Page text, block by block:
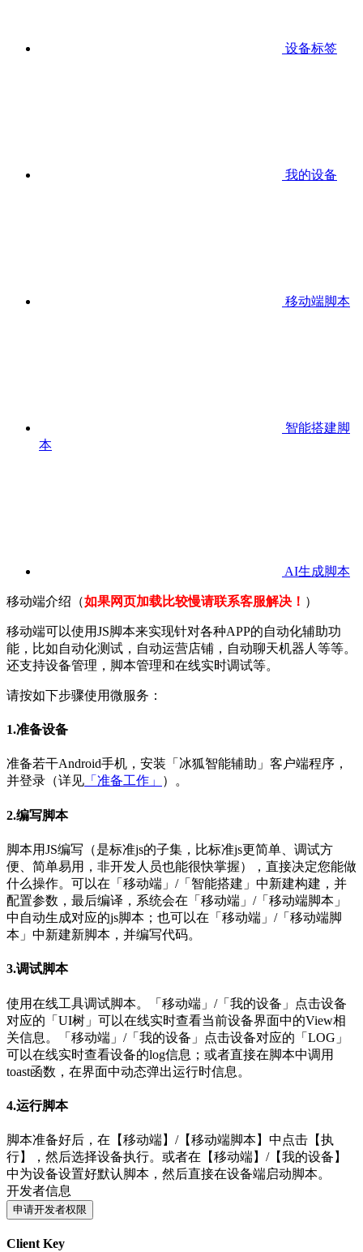
设备标签
我的设备
移动端脚本
智能搭建脚
本
AI生成脚本
移动端介绍（如果网页加载比较慢请联系客服解决！ ）
移动端可以使用JS脚本来实现针对各种APP的自动化辅助功
能，比如自动化测试，自动运营店铺，自动聊天机器人等等。
还支持设备管理，脚本管理和在线实时调试等。
请按如下步骤使用微服务：
1.准备设备
准备若干Android手机，安装「冰狐智能辅助」客户端程序，
并登录（详见 「准备工作」 ）。
2.编写脚本
脚本用JS编写（是标准js的子集，比标准js更简单、调试方
便、简单易用，非开发人员也能很快掌握），直接决定您能做
什么操作。可以在「移动端」/「智能搭建」中新建构建，并
配置参数，最后编译，系统会在「移动端」/「移动端脚本」
中自动生成对应的js脚本；也可以在「移动端」/「移动端脚
本」中新建新脚本，并编写代码。
3.调试脚本
使用在线工具调试脚本。「移动端」/「我的设备」点击设备
对应的「UI树」可以在线实时查看当前设备界面中的View相
关信息。「移动端」/「我的设备」点击设备对应的「LOG」
可以在线实时查看设备的log信息；或者直接在脚本中调用
toast函数，在界面中动态弹出运行时信息。
4.运行脚本
脚本准备好后，在【移动端】/【移动端脚本】中点击【执
行】，然后选择设备执行。或者在【移动端】/【我的设备】
中为设备设置好默认脚本，然后直接在设备端启动脚本。
开发者信息
申请开发者权限
Client Key